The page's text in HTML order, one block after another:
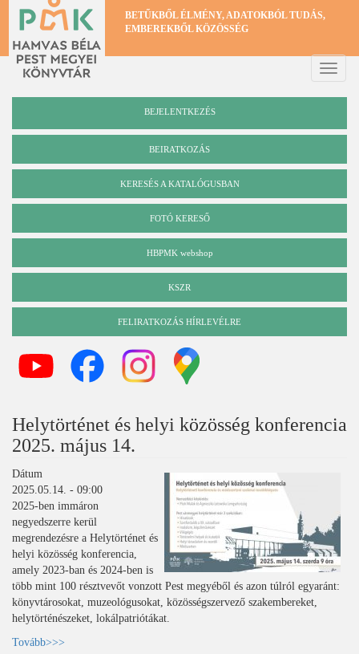
Ugrás
tartalomra
BETŰKBŐL ÉLMÉNY, ADATOKBÓL TUDÁS,
EMBEREKBŐL KÖZÖSSÉG
Toggle
BEJELENTKEZÉS
BEIRATKOZÁS
Katalógus
KERESÉS A KATALÓGUSBAN
FOTÓ KERESŐ
HBPMK webshop
KSZR
FELIRATKOZÁS HÍRLEVÉLRE
Helytörténet és helyi közösség konferencia
2025. május 14.
Dátum
2025.05.14. - 09:00
2025-ben immáron
negyedszerre kerül
megrendezésre a Helytörténet és
helyi közösség konferencia,
amely 2023-ban és 2024-ben is
több mint 100 résztvevőt vonzott Pest megyéből és azon túlról egyaránt:
könyvtárosokat, muzeológusokat, közösségszervező szakembereket,
helytörténészeket, lokálpatriótákat.
Tovább>>>